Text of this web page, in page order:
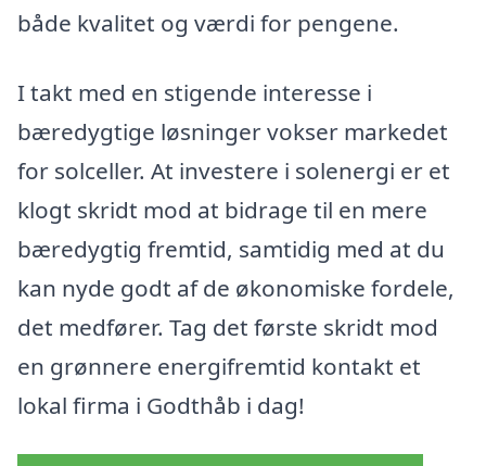
både kvalitet og værdi for pengene.
I takt med en stigende interesse i
bæredygtige løsninger vokser markedet
for solceller. At investere i solenergi er et
klogt skridt mod at bidrage til en mere
bæredygtig fremtid, samtidig med at du
kan nyde godt af de økonomiske fordele,
det medfører. Tag det første skridt mod
en grønnere energifremtid kontakt et
lokal firma i Godthåb i dag!